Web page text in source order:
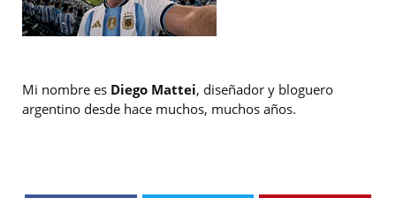
Mi nombre es Diego Mattei, diseñador y bloguero
argentino desde hace muchos, muchos años.